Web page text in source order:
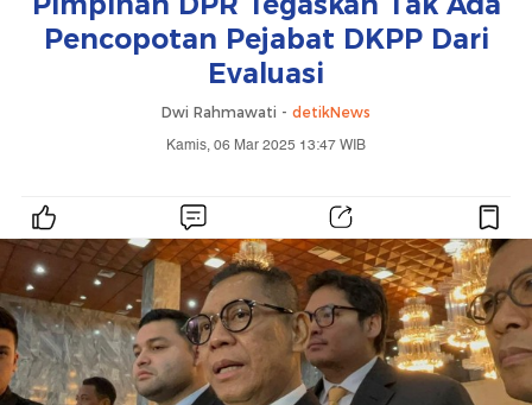
Pencopotan Pejabat DKPP Dari
Evaluasi
Dwi Rahmawati - detikNews
Kamis, 06 Mar 2025 13:47 WIB